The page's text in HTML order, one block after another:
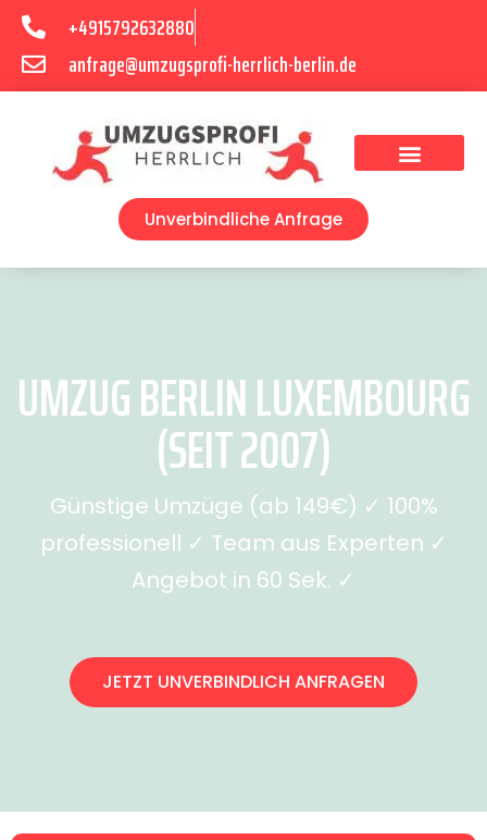
+4915792632880
anfrage@umzugsprofi-herrlich-berlin.de
Unverbindliche Anfrage
UMZUG BERLIN LUXEMBOURG
(SEIT 2007)
Günstige Umzüge (ab 149€) ✓ 100%
professionell ✓ Team aus Experten ✓
Angebot in 60 Sek. ✓
JETZT UNVERBINDLICH ANFRAGEN